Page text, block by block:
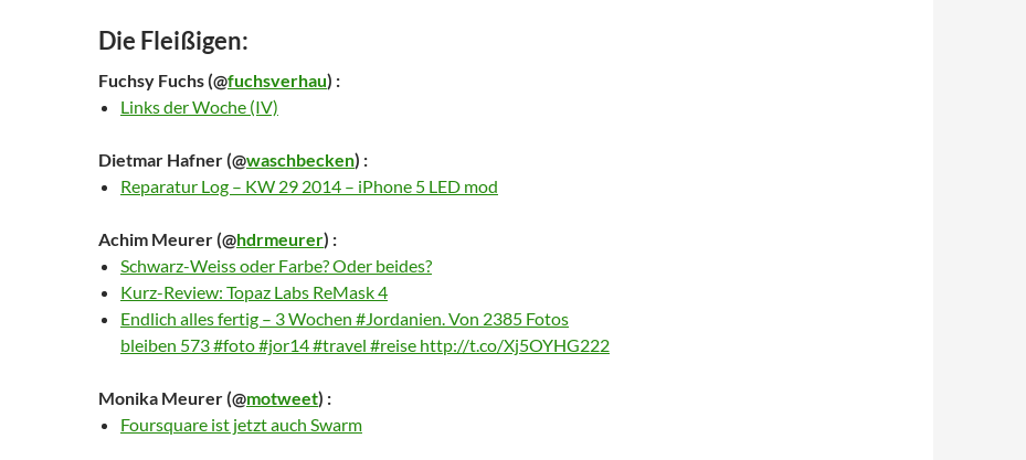
Die Fleißigen:
Fuchsy Fuchs(@fuchsverhau) :
Links der Woche (IV)
Dietmar Hafner(@waschbecken) :
Reparatur Log – KW 29 2014 – iPhone 5 LED mod
Achim Meurer(@hdrmeurer) :
Schwarz-Weiss oder Farbe? Oder beides?
Kurz-Review: Topaz Labs ReMask 4
Endlich alles fertig – 3 Wochen #Jordanien. Von 2385 Fotos
bleiben 573 #foto #jor14 #travel #reise http://t.co/Xj5OYHG222
Monika Meurer(@motweet) :
Foursquare ist jetzt auch Swarm